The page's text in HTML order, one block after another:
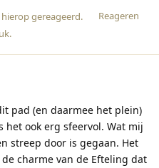
Reageren
gereageerd.
.
pad (en daarmee het plein)
het ook erg sfeervol. Wat mij
streep door is gegaan. Het
charme van de Efteling dat